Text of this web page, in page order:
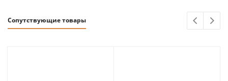
Сопутствующие товары